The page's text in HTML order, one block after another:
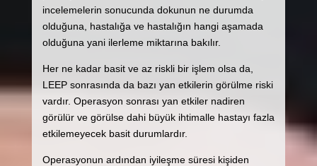
incelemelerin sonucunda dokunun ne durumda
olduğuna, hastalığa ve hastalığın hangi aşamada
olduğuna yani ilerleme miktarına bakılır.
Her ne kadar basit ve az riskli bir işlem olsa da,
LEEP sonrasında da bazı yan etkilerin görülme riski
vardır. Operasyon sonrası yan etkiler nadiren
görülür ve görülse dahi büyük ihtimalle hastayı fazla
etkilemeyecek basit durumlardır.
Operasyonun ardından iyileşme süresi kişiden